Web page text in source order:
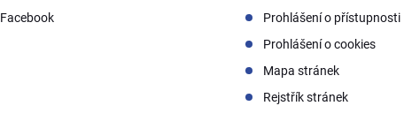
Facebook
Prohlášení o přístupnosti
Prohlášení o cookies
Mapa stránek
Rejstřík stránek